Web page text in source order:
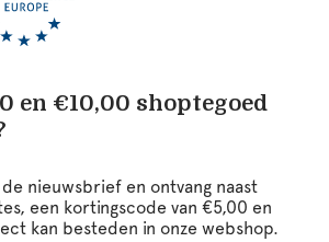
en €10,00 shoptegoed
nieuwsbrief en ontvang naast
een kortingscode van €5,00 en
kan besteden in onze webshop.